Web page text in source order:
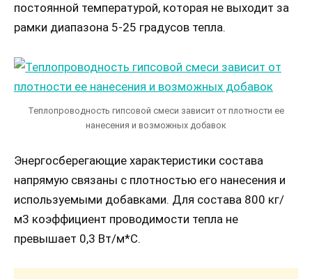
постоянной температурой, которая не выходит за
рамки диапазона 5-25 градусов тепла.
Теплопроводность гипсовой смеси зависит от плотности ее
нанесения и возможных добавок
Энергосберегающие характеристики состава
напрямую связаны с плотностью его нанесения и
используемыми добавками. Для состава 800 кг/
м3 коэффициент проводимости тепла не
превышает 0,3 Вт/м*С.